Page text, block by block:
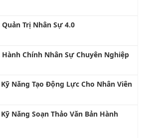
Quản Trị Nhân Sự 4.0
Hành Chính Nhân Sự Chuyên Nghiệp
Năng Tạo Động Lực Cho Nhân Viên
Năng Soạn Thảo Văn Bản Hành